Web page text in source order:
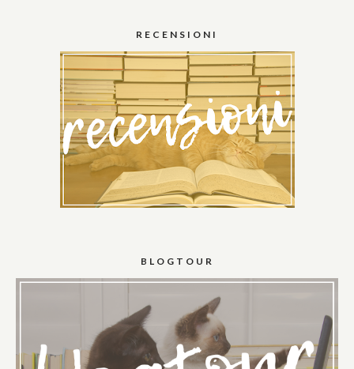
RECENSIONI
BLOGTOUR